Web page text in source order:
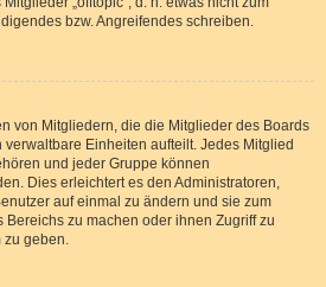
bzw. Angreifendes schreiben.
von Mitgliedern, die die Mitglieder des Boards
Einheiten aufteilt. Jedes Mitglied
und jeder Gruppe können
Dies erleichtert es den Administratoren,
auf einmal zu ändern und sie zum
zu machen oder ihnen Zugriff zu
zu geben.